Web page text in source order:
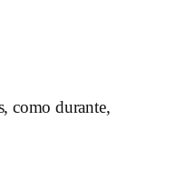
como durante,